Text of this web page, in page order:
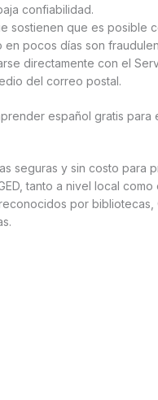
confiabilidad.
sostienen que es posible
en pocos días son
directamente con el
del correo postal.
español gratis para
seguras y sin costo para
tanto a nivel local como
por bibliotecas,